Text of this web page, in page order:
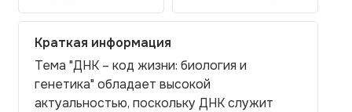
Краткая информация
Тема "ДНК – код жизни: биология и
генетика" обладает высокой
актуальностью, поскольку ДНК служит